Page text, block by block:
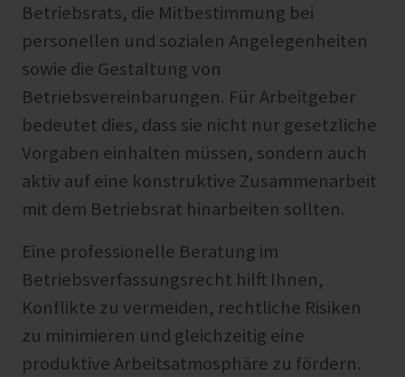
Betriebsrats, die Mitbestimmung bei
personellen und sozialen Angelegenheiten
sowie die Gestaltung von
Betriebsvereinbarungen. Für Arbeitgeber
bedeutet dies, dass sie nicht nur gesetzliche
Vorgaben einhalten müssen, sondern auch
aktiv auf eine konstruktive Zusammenarbeit
mit dem Betriebsrat hinarbeiten sollten.
Eine professionelle Beratung im
Betriebsverfassungsrecht hilft Ihnen,
Konflikte zu vermeiden, rechtliche Risiken
zu minimieren und gleichzeitig eine
produktive Arbeitsatmosphäre zu fördern.